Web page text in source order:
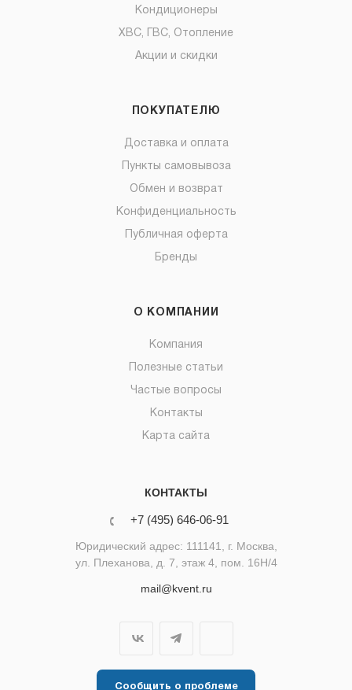
Кондиционеры
ХВС, ГВС, Отопление
Акции и скидки
ПОКУПАТЕЛЮ
Доставка и оплата
Пункты самовывоза
Обмен и возврат
Конфиденциальность
Публичная оферта
Бренды
О КОМПАНИИ
Компания
Полезные статьи
Частые вопросы
Контакты
Карта сайта
КОНТАКТЫ
+7 (495) 646-06-91
Юридический адрес: 111141, г. Москва,
ул. Плеханова, д. 7, этаж 4, пом. 16Н/4
mail@kvent.ru
Сообщить о проблеме